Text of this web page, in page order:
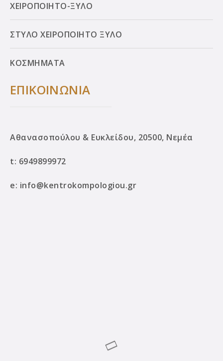
ΧΕΙΡΟΠΟΙΗΤΟ-ΞΥΛΟ
ΣΤΥΛΟ ΧΕΙΡΟΠΟΙΗΤΟ ΞΥΛΟ
ΚΟΣΜΗΜΑΤΑ
ΕΠΙΚΟΙΝΩΝΙΑ
Αθανασοπούλου & Ευκλείδου, 20500, Νεμέα
t: 6949899972
e: info@kentrokompologiou.gr